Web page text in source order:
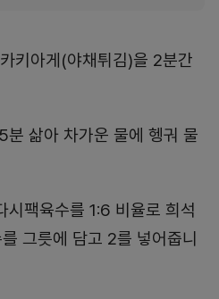
키아게(야채튀김)을 2분간
분 삶아 차가운 물에 헹궈 물
시팩육수를 1:6 비율로 희석
그릇에 담고 2를 넣어줍니